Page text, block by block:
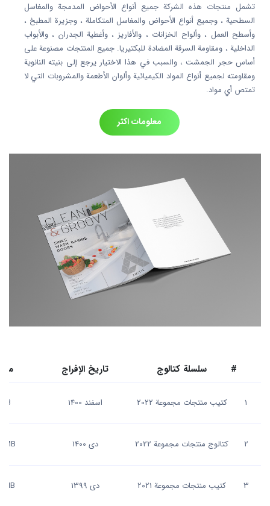
تشمل منتجات هذه الشركة جميع أنواع الأحواض المدمجة والمغاسل
السطحية ، وجميع أنواع الأحواض والمغاسل المتكاملة ، وجزيرة المطبخ ،
وأسطح العمل ، وألواح الخزانات ، والأفاريز ، وأغطية الجدران ، والأبواب
الداخلية ، ومقاومة السرقة المضادة للبكتيريا. جميع المنتجات مصنوعة على
أساس حجر الجمشت ، والسبب في هذا الاختيار يرجع إلى بنيته النانوية
ومقاومته لجميع أنواع المواد الكيميائية وألوان الأطعمة والمشروبات التي لا
تمتص أي مواد.
معلومات اكثر
# سلسلة كتالوج تاريخ الإفراج
1 كتيب منتجات مجموعة 2022 اسفند 1400
2 كتالوج منتجات مجموعة 2022 دی 1400 MB
3 كتيب منتجات مجموعة 2021 دی 1399 MB